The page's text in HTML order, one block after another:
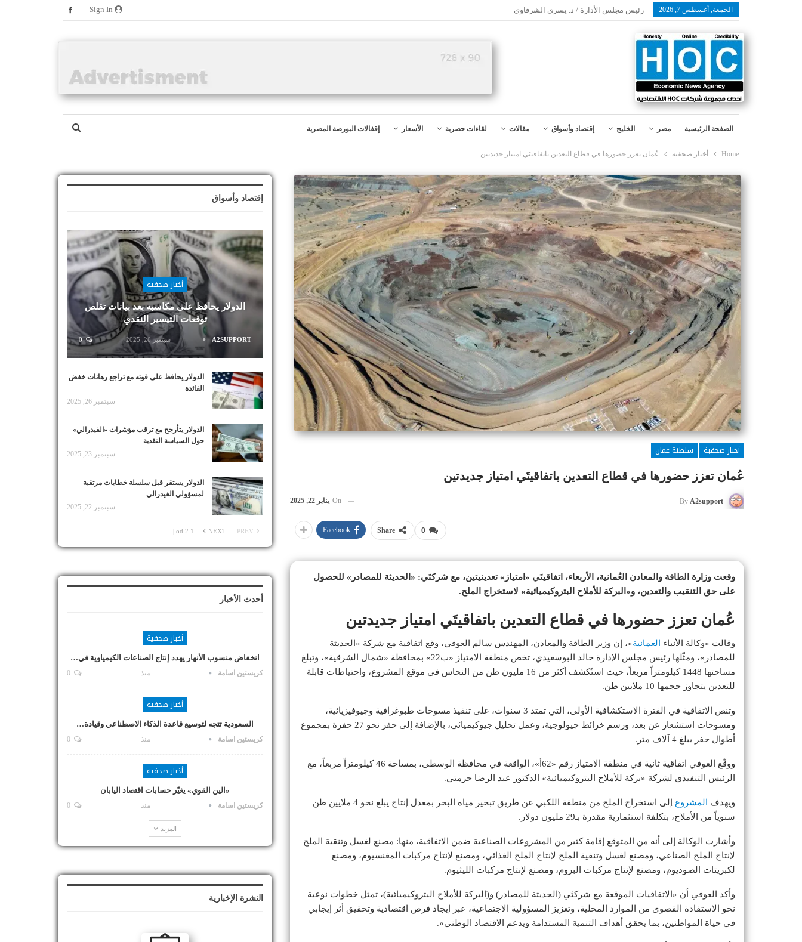
الجمعة, أغسطس 7, 2026 رئيس مجلس الأدارة / د. يسرى الشرقاوى
الصفحة الرئيسية مصر الخليج إقتصاد وأسواق مقالات لقاءات حصرية الأسعار إقفالات البورصة المصرية
Home أخبار صحفية عُمان تعزز حضورها في قطاع التعدين باتفاقيتَي امتياز جديدتين
أخبار صحفية
سلطنة عمان
عُمان تعزز حضورها في قطاع التعدين باتفاقيتَي امتياز جديدتين
By A2support
On يناير 22, 2025
0
Share
Facebook
وقعت وزارة الطاقة والمعادن العُمانية، الأربعاء، اتفاقيتَي «امتياز» تعدينيتين، مع شركتَي: «الحديثة للمصادر» للحصول
على حق التنقيب والتعدين، و«البركة للأملاح البتروكيميائية» لاستخراج الملح.
عُمان تعزز حضورها في قطاع التعدين باتفاقيتَي امتياز جديدتين
وقالت «وكالة الأنباء العمانية»، إن وزير الطاقة والمعادن، المهندس سالم العوفي، وقع اتفاقية مع شركة «الحديثة
للمصادر»، ومثّلها رئيس مجلس الإدارة خالد البوسعيدي، تخص منطقة الامتياز «ب22» بمحافظة «شمال الشرقية»، وتبلغ
مساحتها 1448 كيلومتراً مربعاً، حيث استُكشف أكثر من 16 مليون طن من النحاس في موقع المشروع، واحتياطات قابلة
للتعدين يتجاوز حجمها 10 ملايين طن.
وتنص الاتفاقية في الفترة الاستكشافية الأولى، التي تمتد 3 سنوات، على تنفيذ مسوحات طبوغرافية وجيوفيزيائية،
ومسوحات استشعار عن بعد، ورسم خرائط جيولوجية، وعمل تحليل جيوكيميائي، بالإضافة إلى حفر نحو 27 حفرة بمجموع
أطوال حفر يبلغ 4 آلاف متر.
ووقّع العوفي اتفاقية ثانية في منطقة الامتياز رقم «62أ»، الواقعة في محافظة الوسطى، بمساحة 46 كيلومتراً مربعاً، مع
الرئيس التنفيذي لشركة «بركة للأملاح البتروكيميائية» الدكتور عبد الرضا حرمتي.
ويهدف المشروع
إلى استخراج الملح من منطقة اللكبي عن طريق تبخير مياه البحر بمعدل إنتاج يبلغ نحو 4 ملايين طن
سنوياً من الأملاح، بتكلفة استثمارية مقدرة بـ29 مليون دولار.
وأشارت الوكالة إلى أنه من المتوقع إقامة كثير من المشروعات الصناعية ضمن الاتفاقية، منها: مصنع لغسل وتنقية الملح
لإنتاج الملح الصناعي، ومصنع لغسل وتنقية الملح لإنتاج الملح الغذائي، ومصنع لإنتاج مركبات المغنسيوم، ومصنع
لكبريتات الصوديوم، ومصنع لإنتاج مركبات البروم، ومصنع لإنتاج مركبات الليثيوم.
وأكد العوفي أن «الاتفاقيات الموقعة مع شركتَي (الحديثة للمصادر) و(البركة للأملاح البتروكيميائية)، تمثل خطوات نوعية
نحو الاستفادة القصوى من الموارد المحلية، وتعزيز المسؤولية الاجتماعية، عبر إيجاد فرص اقتصادية وتحقيق أثر إيجابي
في حياة المواطنين، بما يحقق أهداف التنمية المستدامة ويدعم الاقتصاد الوطني».
إقتصاد وأسواق
أخبار صحفية
الدولار يحافظ على مكاسبه بعد بيانات تقلص
توقعات التيسير النقدي
A2SUPPORT سبتمبر 26, 2025 0
الدولار يحافظ على قوته مع تراجع رهانات خفض
الفائدة
سبتمبر 26, 2025
الدولار يتأرجح مع ترقب مؤشرات «الفيدرالي»
حول السياسة النقدية
سبتمبر 23, 2025
الدولار يستقر قبل سلسلة خطابات مرتقبة
لمسؤولي الفيدرالي
سبتمبر 22, 2025
NEXT
1 od 2 |
أحدث الأخبار
أخبار صحفية
انخفاض منسوب الأنهار يهدد إنتاج الصناعات الكيمياوية في…
كريستين اسامة منذ
أخبار صحفية
السعودية تتجه لتوسيع قاعدة الذكاء الاصطناعي وقيادة…
كريستين اسامة منذ
أخبار صحفية
«الين القوي» يغيّر حسابات اقتصاد اليابان
كريستين اسامة منذ
المزيد
النشرة الإخبارية